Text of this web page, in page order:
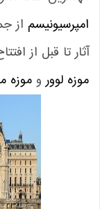
از جمله
تا قبل از افتتاح
لووروموزه